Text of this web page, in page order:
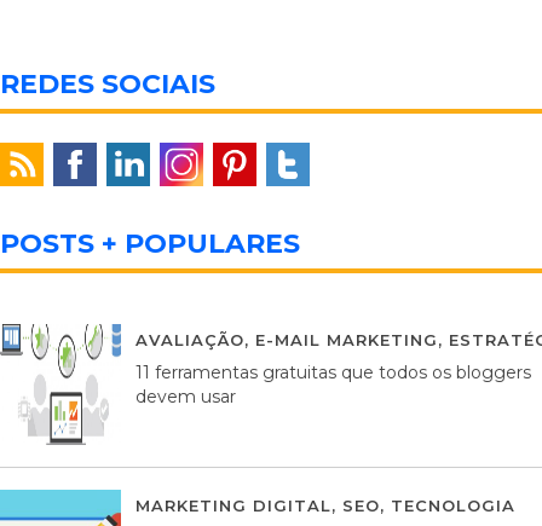
REDES SOCIAIS
POSTS + POPULARES
AVALIAÇÃO, E-MAIL MARKETING,
11 ferramentas gratuitas que todos os bloggers
devem usar
MARKETING DIGITAL, SEO, TECNOLOGIA